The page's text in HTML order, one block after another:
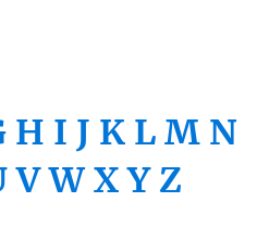
H I J K L M N
V W X Y Z